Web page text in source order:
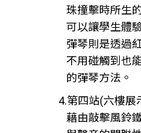
珠撞擊時所生
可以讓學生體
彈琴則是透過
不用碰觸到也
的彈琴方法。
4.第四站(六樓展
藉由敲擊風鈴